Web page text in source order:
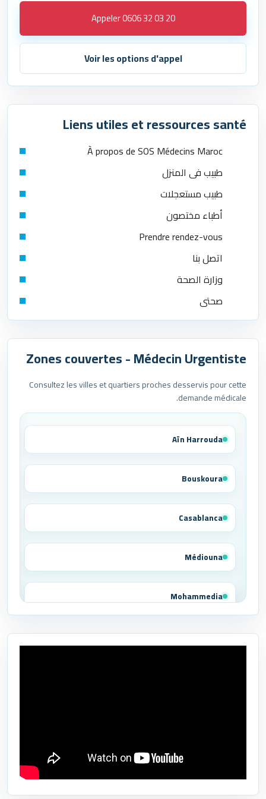
Appeler 0606 32 03 20
Voir les options d'appel
Liens utiles et ressources santé
À propos de SOS Médecins Maroc
طبيب في المنزل
طبيب مستعجلات
أطباء مختصون
Prendre rendez-vous
اتصل بنا
وزارة الصحة
صحتي
Zones couvertes - Médecin Urgentiste
Consultez les villes et quartiers proches desservis pour cette
demande médicale.
Aïn Harrouda
Bouskoura
Casablanca
Médiouna
Mohammedia
Tit Mellil
Ben Ahmed
Benslimane